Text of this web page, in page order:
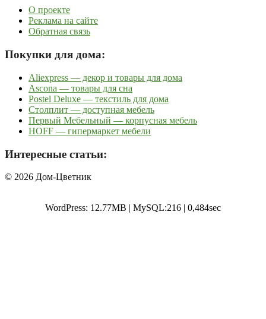
О проекте
Реклама на сайте
Обратная связь
Покупки для дома:
Aliexpress — декор и товары для дома
Ascona — товары для сна
Postel Deluxe — текстиль для дома
Столплит — доступная мебель
Первый Мебельный — корпусная мебель
HOFF — гипермаркет мебели
Интересные статьи:
© 2026 Дом-Цветник
WordPress: 12.77MB | MySQL:216 | 0,484sec